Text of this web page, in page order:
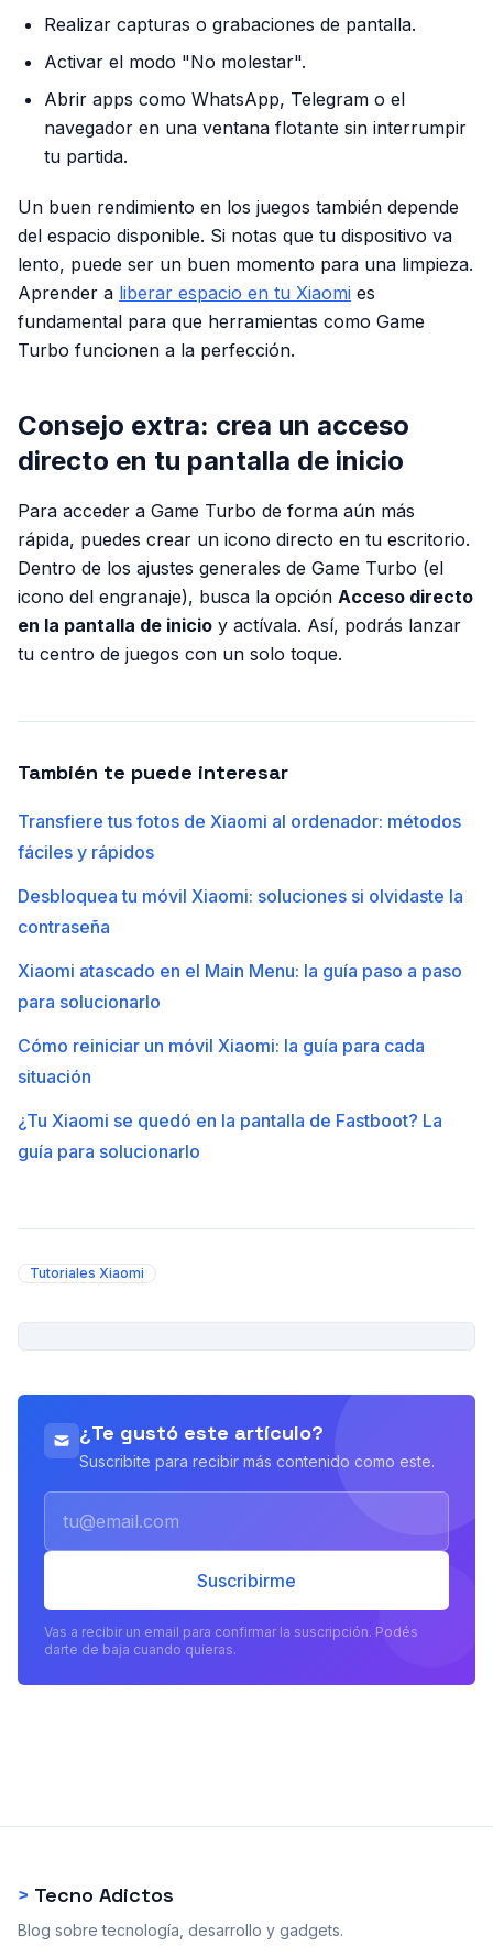
Realizar capturas o grabaciones de pantalla.
Activar el modo "No molestar".
Abrir apps como WhatsApp, Telegram o el
navegador en una ventana flotante sin interrumpir
tu partida.
Un buen rendimiento en los juegos también depende
del espacio disponible. Si notas que tu dispositivo va
lento, puede ser un buen momento para una limpieza.
Aprender a liberar espacio en tu Xiaomi es
fundamental para que herramientas como Game
Turbo funcionen a la perfección.
Consejo extra: crea un acceso
directo en tu pantalla de inicio
Para acceder a Game Turbo de forma aún más
rápida, puedes crear un icono directo en tu escritorio.
Dentro de los ajustes generales de Game Turbo (el
icono del engranaje), busca la opción Acceso directo
en la pantalla de inicio y actívala. Así, podrás lanzar
tu centro de juegos con un solo toque.
También te puede interesar
Transfiere tus fotos de Xiaomi al ordenador: métodos
fáciles y rápidos
Desbloquea tu móvil Xiaomi: soluciones si olvidaste la
contraseña
Xiaomi atascado en el Main Menu: la guía paso a paso
para solucionarlo
Cómo reiniciar un móvil Xiaomi: la guía para cada
situación
¿Tu Xiaomi se quedó en la pantalla de Fastboot? La
guía para solucionarlo
Tutoriales Xiaomi
¿Te gustó este artículo?
Suscribite para recibir más contenido como este.
Suscribirme
Vas a recibir un email para confirmar la suscripción. Podés
darte de baja cuando quieras.
> Tecno Adictos
Blog sobre tecnología, desarrollo y gadgets.